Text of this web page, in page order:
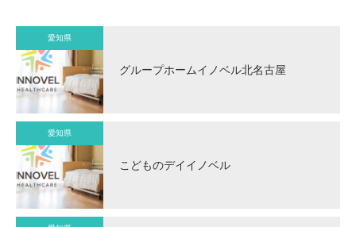
愛知県
グループホームイノベル北名古屋
愛知県
こどものデイイノベル